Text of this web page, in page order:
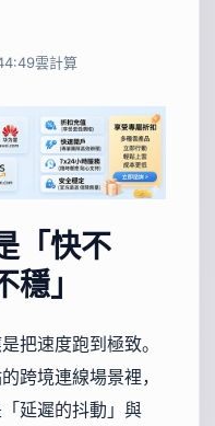
雲計算
「快不
」
把速度跑到極致。
跨境連線場景裡，
延遲的抖動」與